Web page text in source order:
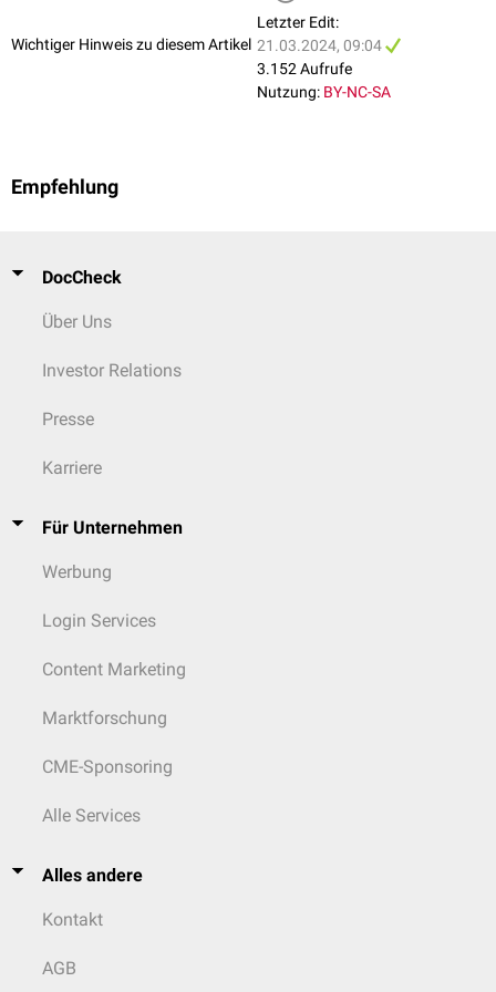
Wichtiger Hinweis zu diesem Artikel
Letzter Edit:
21.03.2024, 09:04
3.152 Aufrufe
Nutzung: BY-NC-SA
Empfehlung
DocCheck
Über Uns
Investor Relations
Presse
Karriere
Für Unternehmen
Werbung
Login Services
Content Marketing
Marktforschung
CME-Sponsoring
Alle Services
Alles andere
Kontakt
AGB